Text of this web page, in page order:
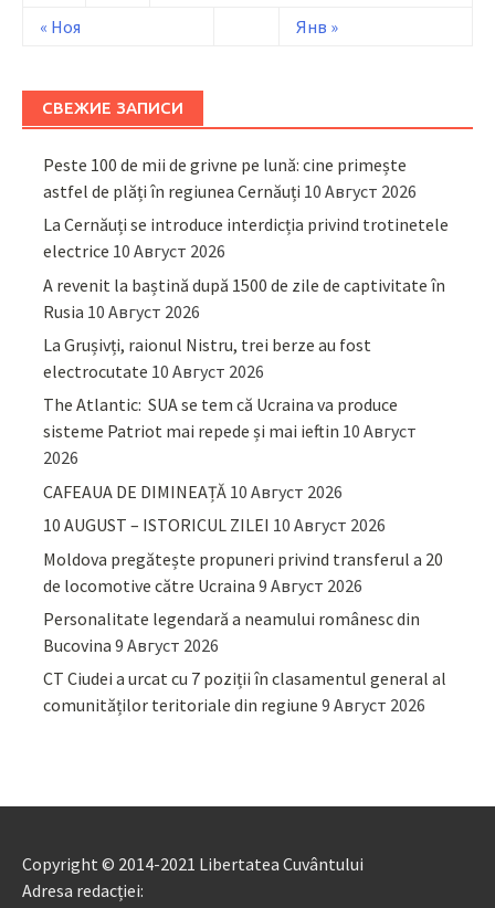
« Ноя Янв »
СВЕЖИЕ ЗАПИСИ
Peste 100 de mii de grivne pe lună: cine primește
astfel de plăți în regiunea Cernăuți 10 Август 2026
La Cernăuți se introduce interdicția privind trotinetele
electrice 10 Август 2026
A revenit la baștină după 1500 de zile de captivitate în
Rusia 10 Август 2026
La Grușivți, raionul Nistru, trei berze au fost
electrocutate 10 Август 2026
The Atlantic: SUA se tem că Ucraina va produce
sisteme Patriot mai repede și mai ieftin 10 Август
2026
CAFEAUA DE DIMINEAȚĂ 10 Август 2026
10 AUGUST – ISTORICUL ZILEI 10 Август 2026
Moldova pregătește propuneri privind transferul a 20
de locomotive către Ucraina 9 Август 2026
Personalitate legendară a neamului românesc din
Bucovina 9 Август 2026
CT Ciudei a urcat cu 7 poziții în clasamentul general al
comunităților teritoriale din regiune 9 Август 2026
Copyright © 2014-2021 Libertatea Cuvântului
Adresa redacției: